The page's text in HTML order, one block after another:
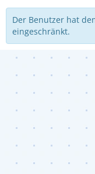
Der Benutzer hat
eingeschränkt.